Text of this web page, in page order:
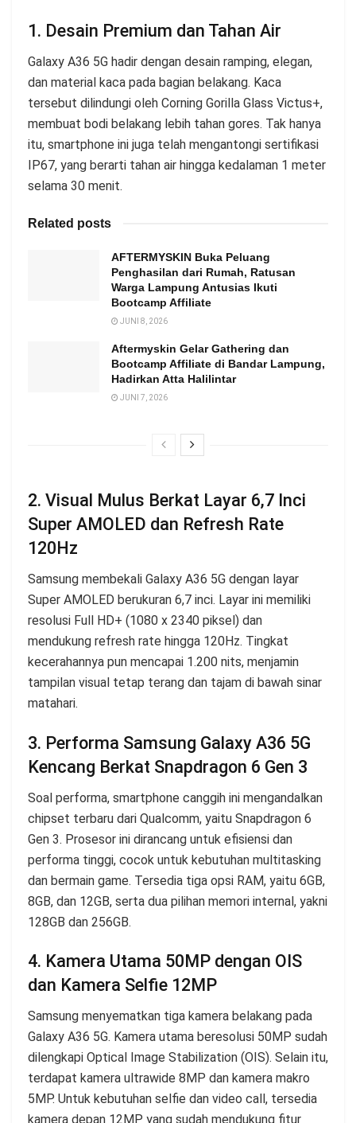
1. Desain Premium dan Tahan Air
Galaxy A36 5G hadir dengan desain ramping, elegan,
dan material kaca pada bagian belakang. Kaca
tersebut dilindungi oleh Corning Gorilla Glass Victus+,
membuat bodi belakang lebih tahan gores. Tak hanya
itu, smartphone ini juga telah mengantongi sertifikasi
IP67, yang berarti tahan air hingga kedalaman 1 meter
selama 30 menit.
Related posts
AFTERMYSKIN Buka Peluang
Penghasilan dari Rumah, Ratusan
Warga Lampung Antusias Ikuti
Bootcamp Affiliate
JUNI 8, 2026
Aftermyskin Gelar Gathering dan
Bootcamp Affiliate di Bandar Lampung,
Hadirkan Atta Halilintar
JUNI 7, 2026
2. Visual Mulus Berkat Layar 6,7 Inci
Super AMOLED dan Refresh Rate
120Hz
Samsung membekali Galaxy A36 5G dengan layar
Super AMOLED berukuran 6,7 inci. Layar ini memiliki
resolusi Full HD+ (1080 x 2340 piksel) dan
mendukung refresh rate hingga 120Hz. Tingkat
kecerahannya pun mencapai 1.200 nits, menjamin
tampilan visual tetap terang dan tajam di bawah sinar
matahari.
3. Performa Samsung Galaxy A36 5G
Kencang Berkat Snapdragon 6 Gen 3
Soal performa, smartphone canggih ini mengandalkan
chipset terbaru dari Qualcomm, yaitu Snapdragon 6
Gen 3. Prosesor ini dirancang untuk efisiensi dan
performa tinggi, cocok untuk kebutuhan multitasking
dan bermain game. Tersedia tiga opsi RAM, yaitu 6GB,
8GB, dan 12GB, serta dua pilihan memori internal, yakni
128GB dan 256GB.
4. Kamera Utama 50MP dengan OIS
dan Kamera Selfie 12MP
Samsung menyematkan tiga kamera belakang pada
Galaxy A36 5G. Kamera utama beresolusi 50MP sudah
dilengkapi Optical Image Stabilization (OIS). Selain itu,
terdapat kamera ultrawide 8MP dan kamera makro
5MP. Untuk kebutuhan selfie dan video call, tersedia
kamera depan 12MP yang sudah mendukung fitur